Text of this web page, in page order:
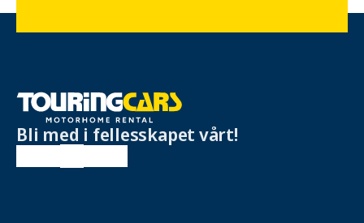
Bli med i fellesskapet vårt!